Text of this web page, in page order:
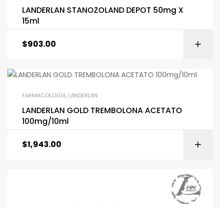
LANDERLAN STANOZOLAND DEPOT 50mg X
15ml
$903.00
FARMACOLOGÍA, LANDERLAN
LANDERLAN GOLD TREMBOLONA ACETATO
100mg/10ml
$1,943.00